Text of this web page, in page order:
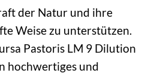
der Natur und ihre
Weise zu unterstützen.
Pastoris LM 9 Dilution
hochwertiges und